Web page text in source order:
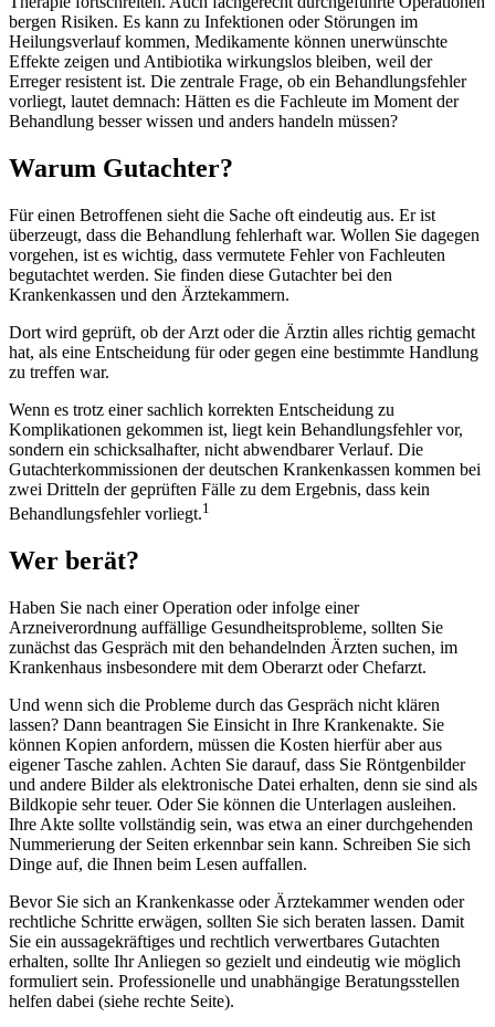
bergen Risiken. Es kann zu Infektionen oder Störungen im
Heilungsverlauf kommen, Medikamente können unerwünschte
Effekte zeigen und Antibiotika wirkungslos bleiben, weil der
Erreger resistent ist. Die zentrale Frage, ob ein Behandlungsfehler
vorliegt, lautet demnach: Hätten es die Fachleute im Moment der
Behandlung besser wissen und anders handeln müssen?
Warum Gutachter?
Für einen Betroffenen sieht die Sache oft eindeutig aus. Er ist
überzeugt, dass die Behandlung fehlerhaft war. Wollen Sie dagegen
vorgehen, ist es wichtig, dass vermutete Fehler von Fachleuten
begutachtet werden. Sie finden diese Gutachter bei den
Krankenkassen und den Ärztekammern.
Dort wird geprüft, ob der Arzt oder die Ärztin alles richtig gemacht
hat, als eine Entscheidung für oder gegen eine bestimmte Handlung
zu treffen war.
Wenn es trotz einer sachlich korrekten Entscheidung zu
Komplikationen gekommen ist, liegt kein Behandlungsfehler vor,
sondern ein schicksalhafter, nicht abwendbarer Verlauf. Die
Gutachterkommissionen der deutschen Krankenkassen kommen bei
zwei Dritteln der geprüften Fälle zu dem Ergebnis, dass kein
Behandlungsfehler vorliegt.1
Wer berät?
Haben Sie nach einer Operation oder infolge einer
Arzneiverordnung auffällige Gesundheitsprobleme, sollten Sie
zunächst das Gespräch mit den behandelnden Ärzten suchen, im
Krankenhaus insbesondere mit dem Oberarzt oder Chefarzt.
Und wenn sich die Probleme durch das Gespräch nicht klären
lassen? Dann beantragen Sie Einsicht in Ihre Krankenakte. Sie
können Kopien anfordern, müssen die Kosten hierfür aber aus
eigener Tasche zahlen. Achten Sie darauf, dass Sie Röntgenbilder
und andere Bilder als elektronische Datei erhalten, denn sie sind als
Bildkopie sehr teuer. Oder Sie können die Unterlagen ausleihen.
Ihre Akte sollte vollständig sein, was etwa an einer durchgehenden
Nummerierung der Seiten erkennbar sein kann. Schreiben Sie sich
Dinge auf, die Ihnen beim Lesen auffallen.
Bevor Sie sich an Krankenkasse oder Ärztekammer wenden oder
rechtliche Schritte erwägen, sollten Sie sich beraten lassen. Damit
Sie ein aussagekräftiges und rechtlich verwertbares Gutachten
erhalten, sollte Ihr Anliegen so gezielt und eindeutig wie möglich
formuliert sein. Professionelle und unabhängige Beratungsstellen
helfen dabei (siehe rechte Seite).